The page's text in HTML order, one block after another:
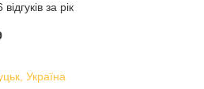
за рік
Україна